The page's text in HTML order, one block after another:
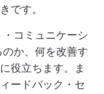
です。
コミュニケーシ
か、何を改善す
役立ちます。ま
ードバック・セ